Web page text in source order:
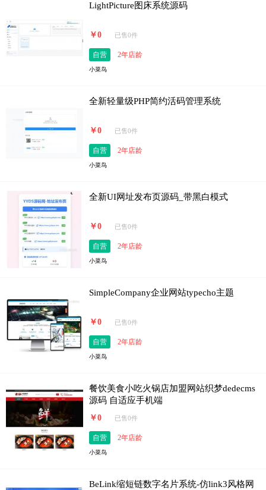
LightPicture图床系统源码
￥0 已售0件
自营 2年店龄
小菜鸟
全新轻量级PHP简约活码管理系统
￥0 已售0件
自营 2年店龄
小菜鸟
全新UI网址发布页源码_带黑白模式
￥0 已售0件
自营 2年店龄
小菜鸟
SimpleCompany企业网站typecho主题
￥0 已售0件
自营 2年店龄
小菜鸟
餐饮美食小吃火锅店加盟网站织梦dedecms
源码 自适应手机端
￥0 已售0件
自营 2年店龄
小菜鸟
BeLink缩短链数字名片系统-仿link3风格网